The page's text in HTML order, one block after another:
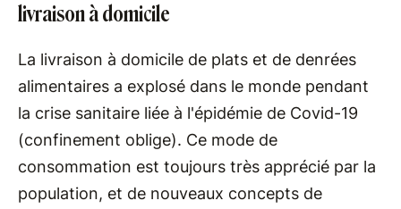
livraison à domicile
La livraison à domicile de plats et de denrées
alimentaires a explosé dans le monde pendant
la crise sanitaire liée à l'épidémie de Covid-19
(confinement oblige). Ce mode de
consommation est toujours très apprécié par la
population, et de nouveaux concepts de